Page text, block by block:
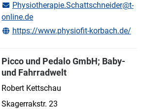
Physiotherapie.Schattschneider@t-
online.de
https://www.physiofit-korbach.de/
Picco und Pedalo GmbH; Baby-
und Fahrradwelt
Robert Kettschau
Skagerrakstr. 23